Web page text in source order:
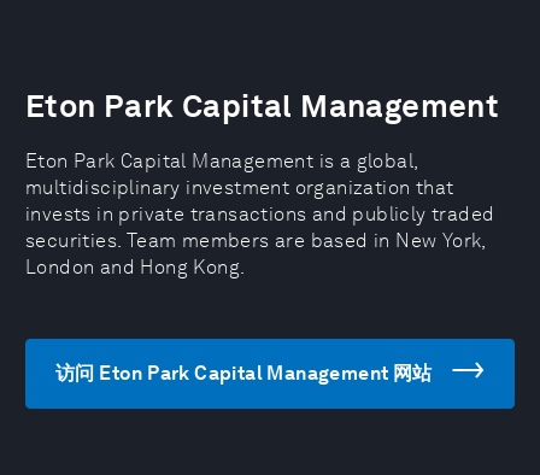
Eton Park Capital Management
Eton Park Capital Management is a global,
multidisciplinary investment organization that
invests in private transactions and publicly traded
securities. Team members are based in New York,
London and Hong Kong.
访问 Eton Park Capital Management 网站